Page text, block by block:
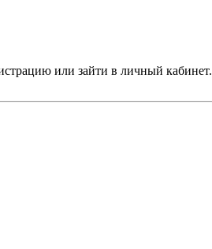
или зайти в личный кабинет.